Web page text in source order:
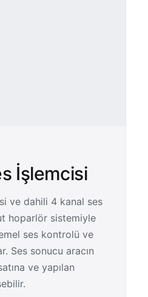
İşlemcisi
ve dahili 4 kanal ses
hoparlör sistemiyle
ses kontrolü ve
Ses sonucu aracın
ve yapılan